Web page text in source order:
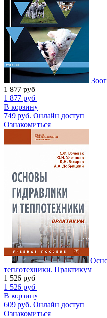
1 877 руб.
1 877 руб.
В корзину
749 руб. Онлайн доступ
Ознакомиться
теплотехники. Практикум
1 526 руб.
1 526 руб.
В корзину
609 руб. Онлайн доступ
Ознакомиться